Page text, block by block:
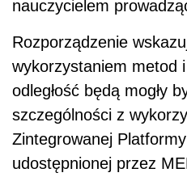
nauczycielem
Rozporządzenie
wykorzystaniem metod
odległość będą mogły
szczególności z
Zintegrowanej
udostępnionej przez